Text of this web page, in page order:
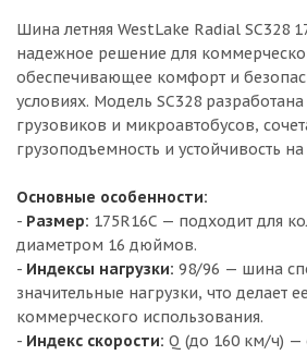
Шина летняя WestLake Radial SC328
надежное решение для
обеспечивающее комфорт и
условиях. Модель SC328
грузовиков и микроавтобусов,
грузоподъемность и устойчивость
Основные особенности:
- Размер: 175R16C — подходит для
диаметром 16 дюймов.
- Индексы нагрузки: 98/96 — шина
значительные нагрузки, что делает
коммерческого использования.
- Индекс скорости: Q (до 160 км/ч) —